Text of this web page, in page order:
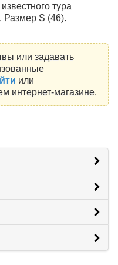
тура
Размер S (46).
или задавать
или
интернет-магазине.